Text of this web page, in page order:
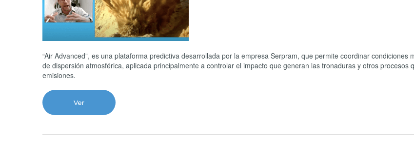
“Air Advanced”, es una plataforma predictiva desarrollada por la empresa Serpram, que permite coordinar condiciones
de dispersión atmosférica, aplicada principalmente a controlar el impacto que generan las tronaduras y otros procesos
emisiones.
Ver